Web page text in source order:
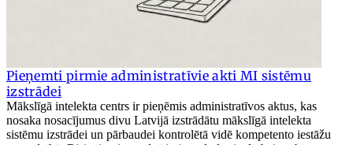
Pieņemti pirmie administratīvie akti MI sistēmu
izstrādei
Mākslīgā intelekta centrs ir pieņēmis administratīvos aktus, kas
nosaka nosacījumus divu Latvijā izstrādātu mākslīgā intelekta
sistēmu izstrādei un pārbaudei kontrolētā vidē kompetento iestāžu